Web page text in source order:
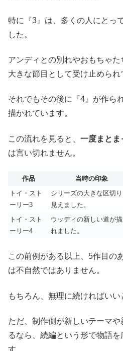
特に『3』は、多くの人にとっ
した。
アンディとの別れやおもちゃ
大きな節目として受け止められ
それでもその後に『4』が作ら
描かれています。
この流れを見ると、 一度まとま
は言い切れません。
作品 当時の印象
トイ・スト
ーリー3
シリーズの大きな区切
見えました。
トイ・スト
ーリー4
ウッディの新しい道が
れました。
この前例がある以上、5作目の
は不自然ではありません。
もちろん、無理に続ければいい
ただ、制作側が新しいテーマ
るなら、続編という形で物語